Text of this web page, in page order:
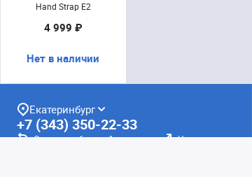
Hand Strap E2
4 999 ₽
Нет в наличии
Екатеринбург
+7 (343) 350-22-33
Заказать обратный звонок Написать нам